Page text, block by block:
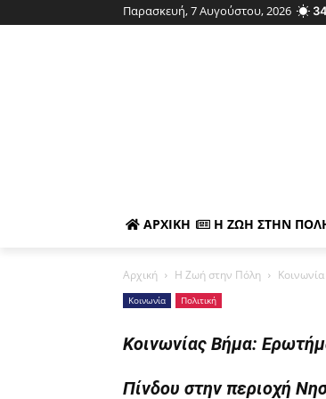
Παρασκευή, 7 Αυγούστου, 2026
ΑΡΧΙΚΉ Η ΖΩΉ ΣΤΗΝ
Αρχική Η Ζωή στην Πόλη Κοινωνία
Κοινωνία Πολιτική
Κοινωνίας Βήμα:
Πίνδου στην περιοχή